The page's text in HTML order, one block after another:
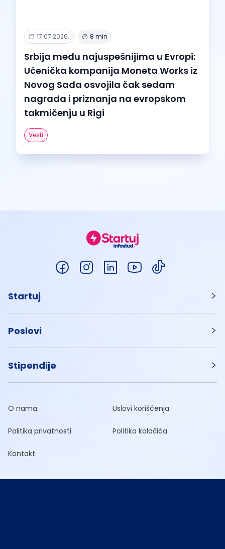
17.07.2026. 8 min
Srbija među najuspešnijima u Evropi:
Učenička kompanija Moneta Works iz
Novog Sada osvojila čak sedam
nagrada i priznanja na evropskom
takmičenju u Rigi
Vesti
Startuj
Poslovi
Stipendije
O nama Uslovi korišćenja
Politika privatnosti Politika kolačića
Kontakt